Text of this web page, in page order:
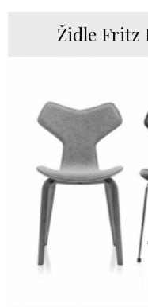
Židle Fritz